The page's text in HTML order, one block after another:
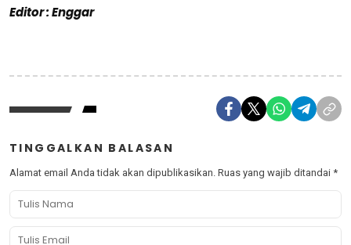
Editor : Enggar
TINGGALKAN BALASAN
Alamat email Anda tidak akan dipublikasikan. Ruas yang wajib ditandai *